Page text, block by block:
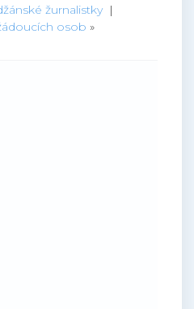
žurnalistky|
osob »